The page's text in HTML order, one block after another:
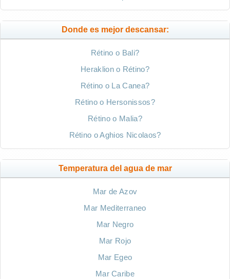
Donde es mejor descansar:
Rétino o Bali?
Heraklion o Rétino?
Rétino o La Canea?
Rétino o Hersonissos?
Rétino o Malia?
Rétino o Aghios Nicolaos?
Temperatura del agua de mar
Mar de Azov
Mar Mediterraneo
Mar Negro
Mar Rojo
Mar Egeo
Mar Caribe